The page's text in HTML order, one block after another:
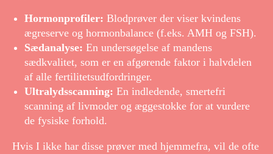
Hormonprofiler: Blodprøver der viser kvindens
ægreserve og hormonbalance (f.eks. AMH og FSH).
Sædanalyse: En undersøgelse af mandens
sædkvalitet, som er en afgørende faktor i halvdelen
af alle fertilitetsudfordringer.
Ultralydsscanning: En indledende, smertefri
scanning af livmoder og æggestokke for at vurdere
de fysiske forhold.
Hvis I ikke har disse prøver med hjemmefra, vil de ofte